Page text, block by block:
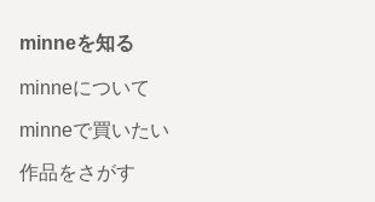
minneを知る
minneについて
minneで買いたい
作品をさがす